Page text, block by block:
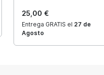
25,00 €
Entrega GRATIS el 27 de
Agosto